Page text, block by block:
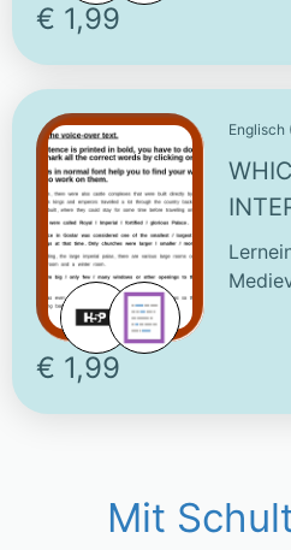
€ 1,99
Englisch
€ 1,99
Mit